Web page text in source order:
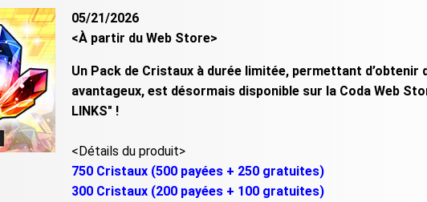
05/21/2026
<À partir du Web Store>
Un Pack de Cristaux à durée limitée, permettant d’obtenir
avantageux, est désormais disponible sur la Coda Web
LINKS" !
<Détails du produit>
750 Cristaux (500 payées + 250 gratuites)
300 Cristaux (200 payées + 100 gratuites)